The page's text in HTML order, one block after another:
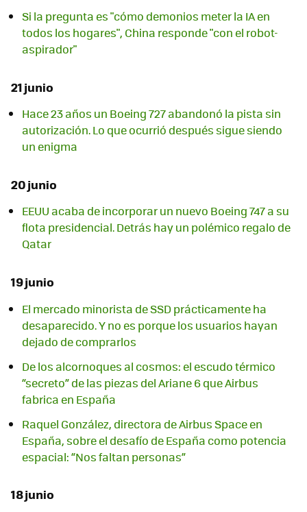
Si la pregunta es "cómo demonios meter la IA en
todos los hogares", China responde "con el robot-
aspirador"
21 junio
Hace 23 años un Boeing 727 abandonó la pista sin
autorización. Lo que ocurrió después sigue siendo
un enigma
20 junio
EEUU acaba de incorporar un nuevo Boeing 747 a su
flota presidencial. Detrás hay un polémico regalo de
Qatar
19 junio
El mercado minorista de SSD prácticamente ha
desaparecido. Y no es porque los usuarios hayan
dejado de comprarlos
De los alcornoques al cosmos: el escudo térmico
“secreto” de las piezas del Ariane 6 que Airbus
fabrica en España
Raquel González, directora de Airbus Space en
España, sobre el desafío de España como potencia
espacial: “Nos faltan personas”
18 junio